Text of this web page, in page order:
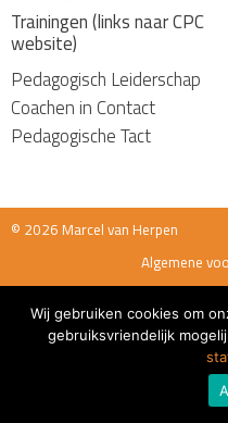
Trainingen (links naar CPC
website)
Pedagogisch Leiderschap
Coachen in Contact
Pedagogische Tact
© 2026 Marcel van Herpen
Algemene
Wij gebruiken cookies om
gebruiksvriendelijk